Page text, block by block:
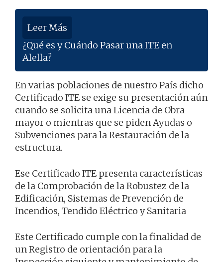
Leer Más
¿Qué es y Cuándo Pasar una ITE en
Alella?
En varias poblaciones de nuestro País dicho
Certificado ITE se exige su presentación aún
cuando se solicita una Licencia de Obra
mayor o mientras que se piden Ayudas o
Subvenciones para la Restauración de la
estructura.
Ese Certificado ITE presenta características
de la Comprobación de la Robustez de la
Edificación, Sistemas de Prevención de
Incendios, Tendido Eléctrico y Sanitaria
Este Certificado cumple con la finalidad de
un Registro de orientación para la